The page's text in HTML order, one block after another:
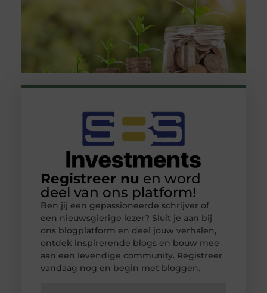
Registreer nu en word
deel van ons platform!
Ben jij een gepassioneerde schrijver of
een nieuwsgierige lezer? Sluit je aan bij
ons blogplatform en deel jouw verhalen,
ontdek inspirerende blogs en bouw mee
aan een levendige community. Registreer
vandaag nog en begin met bloggen.